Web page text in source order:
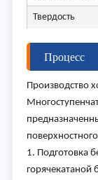
Твердость
Процесс
Производство
1. Подготовка
горячекатаной